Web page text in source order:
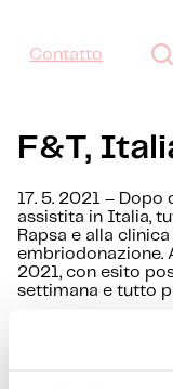
Contatto
F&T,
17. 5. 2021 –
assistita in Italia,
Rapsa e alla
embriodonazione.
2021, con esito
settimana e tutto
La
complessiva, la